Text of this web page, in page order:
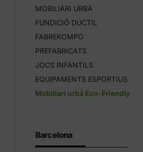
MOBILIARI URBÀ
FUNDICIÓ DÚCTIL
FABREKOMPO
PREFABRICATS
JOCS INFANTILS
EQUIPAMENTS ESPORTIUS
Mobiliari urbà Eco-Friendly
Barcelona